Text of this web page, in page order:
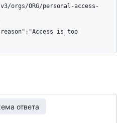
is too
ответа